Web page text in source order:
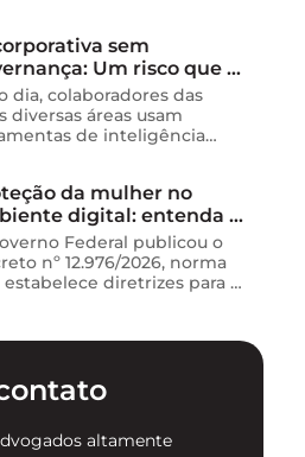
ambientes mais
para …
sem
Um risco que já
acontecendo
dia, colaboradores das
diversas áreas usam
de inteligência
redigem e-mails, geram
O problema não está
Está …
da mulher no
digital: entenda o
Decreto nº 12.976/2026
Federal publicou o
nº 12.976/2026, norma
estabelece diretrizes para a
da violência
…
altamente